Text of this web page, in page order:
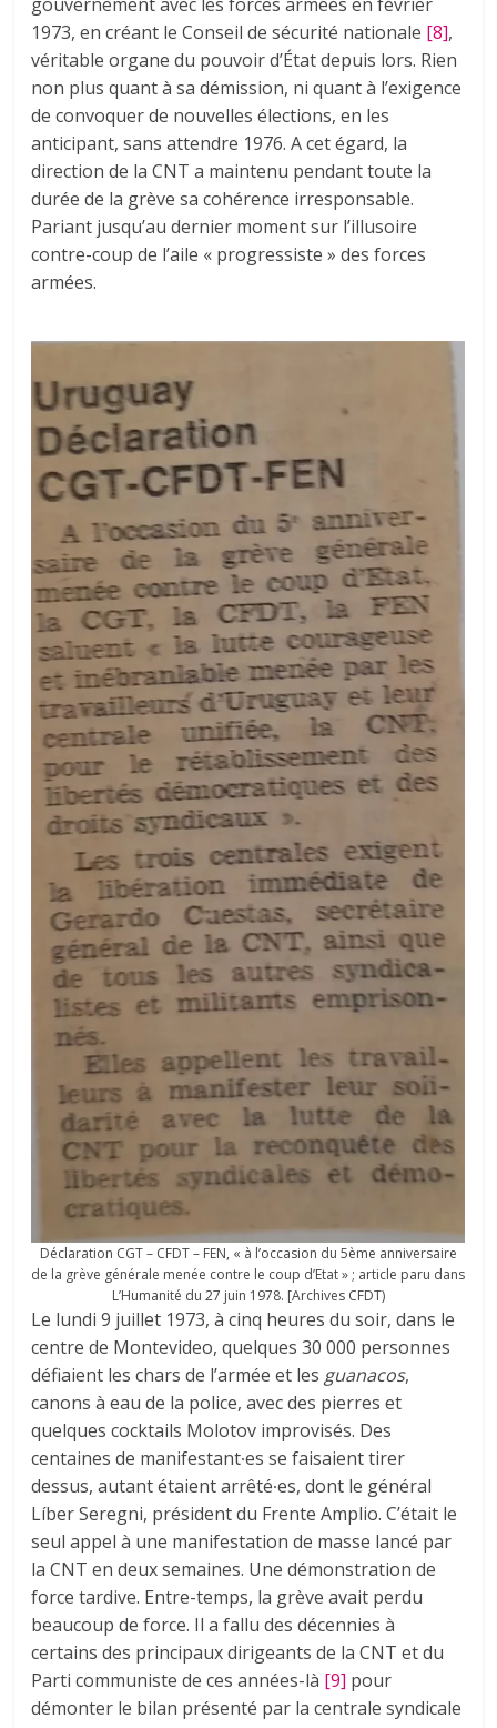
1973, en créant le Conseil de sécurité nationale [8],
véritable organe du pouvoir d’État depuis lors. Rien
non plus quant à sa démission, ni quant à l’exigence
de convoquer de nouvelles élections, en les
anticipant, sans attendre 1976. A cet égard, la
direction de la CNT a maintenu pendant toute la
durée de la grève sa cohérence irresponsable.
Pariant jusqu’au dernier moment sur l’illusoire
contre-coup de l’aile « progressiste » des forces
armées.
Déclaration CGT – CFDT – FEN, « à l’occasion du 5ème anniversaire
de la grève générale menée contre le coup d’Etat » ; article paru dans
L’Humanité du 27 juin 1978. [Archives CFDT)
Le lundi 9 juillet 1973, à cinq heures du soir, dans le
centre de Montevideo, quelques 30 000 personnes
défiaient les chars de l’armée et les guanacos,
canons à eau de la police, avec des pierres et
quelques cocktails Molotov improvisés. Des
centaines de manifestant∙es se faisaient tirer
dessus, autant étaient arrêté∙es, dont le général
Líber Seregni, président du Frente Amplio. C’était le
seul appel à une manifestation de masse lancé par
la CNT en deux semaines. Une démonstration de
force tardive. Entre-temps, la grève avait perdu
beaucoup de force. Il a fallu des décennies à
certains des principaux dirigeants de la CNT et du
Parti communiste de ces années-là [9] pour
démonter le bilan présenté par la centrale syndicale